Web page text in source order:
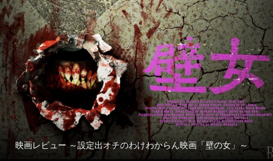
映画レビュー ～設定出オチのわけわからん映画「壁の女」～